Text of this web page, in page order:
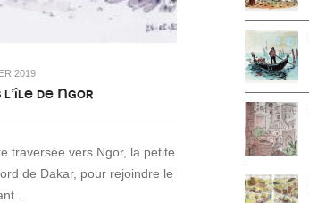
2019
l’île de Ngor
traversée vers Ngor, la petite
de Dakar, pour rejoindre le